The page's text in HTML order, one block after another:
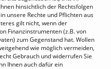
hinsichtlich der Rechtsfolgen
unsere Rechte und Pflichten aus
gilt nicht, wenn der
Finanzinstrumenten (z.B. von
zum Gegenstand hat. Wollen
wie möglich vermeiden,
Gebrauch und widerrufen Sie
Ihnen auch dafür ein